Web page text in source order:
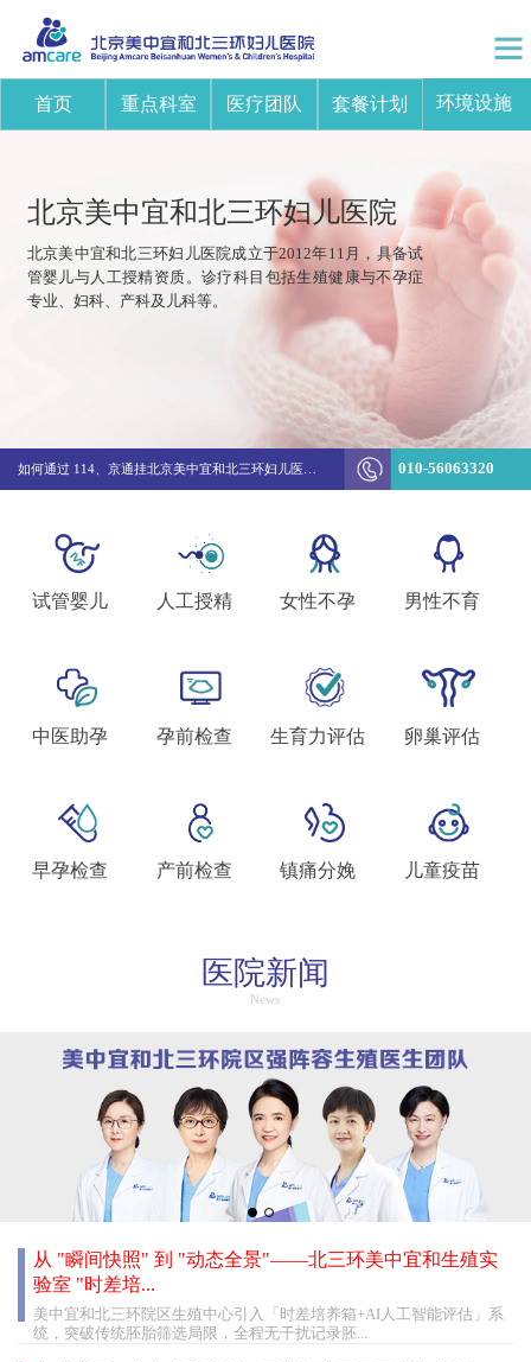
首页 重点科室 医疗团队 套餐计划 环境设施
北京美中宜和北三环妇儿医院
北京美中宜和北三环妇儿医院成立于2012年11月，具备试
管婴儿与人工授精资质。诊疗科目包括生殖健康与不孕症
专业、妇科、产科及儿科等。
010-56063320
试管婴儿 人工授精 女性不孕 男性不育
中医助孕 孕前检查 生育力评估 卵巢评估
早孕检查 产前检查 镇痛分娩 儿童疫苗
医院新闻
News
从 "瞬间快照" 到 "动态全景"——北三环美中宜和生殖实
验室 "时差培...
美中宜和北三环院区生殖中心引入「时差培养箱+AI人工智能评估」系
统，突破传统胚胎筛选局限，全程无干扰记录胚...